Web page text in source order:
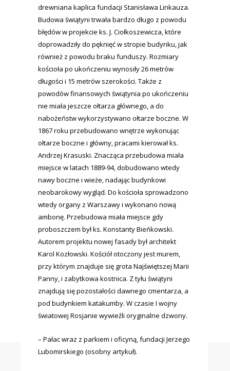
drewniana kaplica fundacji Stanisława Linkauza.
Budowa świątyni trwała bardzo długo z powodu
błędów w projekcie ks. J. Ciołkoszewicza, które
doprowadziły do pęknięć w stropie budynku, jak
również z powodu braku funduszy. Rozmiary
kościoła po ukończeniu wynosiły 26 metrów
długości i 15 metrów szerokości. Także z
powodów finansowych świątynia po ukończeniu
nie miała jeszcze ołtarza głównego, a do
nabożeństw wykorzystywano ołtarze boczne. W
1867 roku przebudowano wnętrze wykonując
ołtarze boczne i główny, pracami kierował ks.
Andrzej Krasuski. Znacząca przebudowa miała
miejsce w latach 1889-94, dobudowano wtedy
nawy boczne i wieże, nadając budynkowi
neobarokowy wygląd. Do kościoła sprowadzono
wtedy organy z Warszawy i wykonano nową
ambonę. Przebudowa miała miejsce gdy
proboszczem był ks. Konstanty Bieńkowski.
Autorem projektu nowej fasady był architekt
Karol Kozłowski. Kościół otoczony jest murem,
przy którym znajduje się grota Najświętszej Marii
Panny, i zabytkowa kostnica. Z tyłu świątyni
znajdują się pozostałości dawnego cmentarza, a
pod budynkiem katakumby. W czasie I wojny
światowej Rosjanie wywieźli oryginalne dzwony.
– Pałac wraz z parkiem i oficyną, fundacji Jerzego
Lubomirskiego (osobny artykuł).